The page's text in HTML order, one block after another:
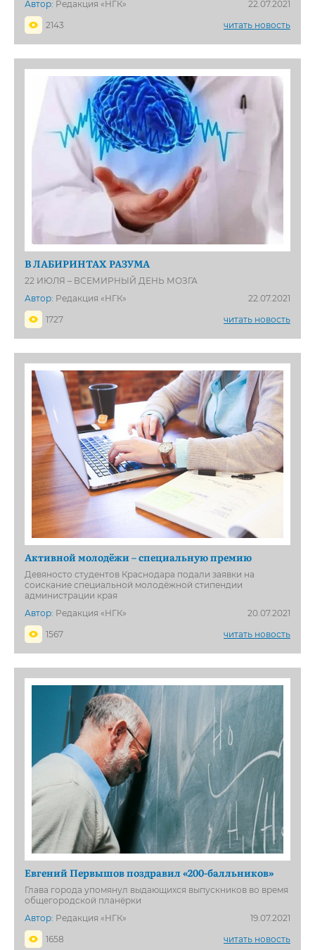
Автор: Редакция «НГК»
22.07.2021
2143
читать новость
В ЛАБИРИНТАХ РАЗУМА
22 ИЮЛЯ – ВСЕМИРНЫЙ ДЕНЬ МОЗГА
Автор: Редакция «НГК»
22.07.2021
1727
читать новость
Активной молодёжи – специальную премию
Девяносто студентов Краснодара подали заявки на
соискание специальной молодёжной стипендии
администрации края
Автор: Редакция «НГК»
20.07.2021
1567
читать новость
Евгений Первышов поздравил «200-балльников»
Глава города упомянул выдающихся выпускников во время
общегородской планёрки
Автор: Редакция «НГК»
19.07.2021
1658
читать новость